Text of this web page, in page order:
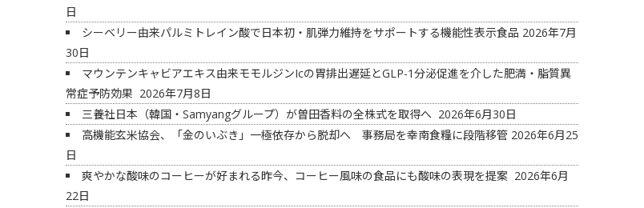
日
シーベリー由来パルミトレイン酸で日本初・肌弾力維持をサポートする機能性表示食品 2026年7月
30日
マウンテンキャビアエキス由来モモルジンIcの胃排出遅延とGLP-1分泌促進を介した肥満・脂質異
常症予防効果 2026年7月8日
三養社日本（韓国・Samyangグループ）が曽田香料の全株式を取得へ 2026年6月30日
高機能玄米協会、「金のいぶき」一極依存から脱却へ 事務局を幸南食糧に段階移管 2026年6月25
日
爽やかな酸味のコーヒーが好まれる昨今、コーヒー風味の食品にも酸味の表現を提案 2026年6月
22日